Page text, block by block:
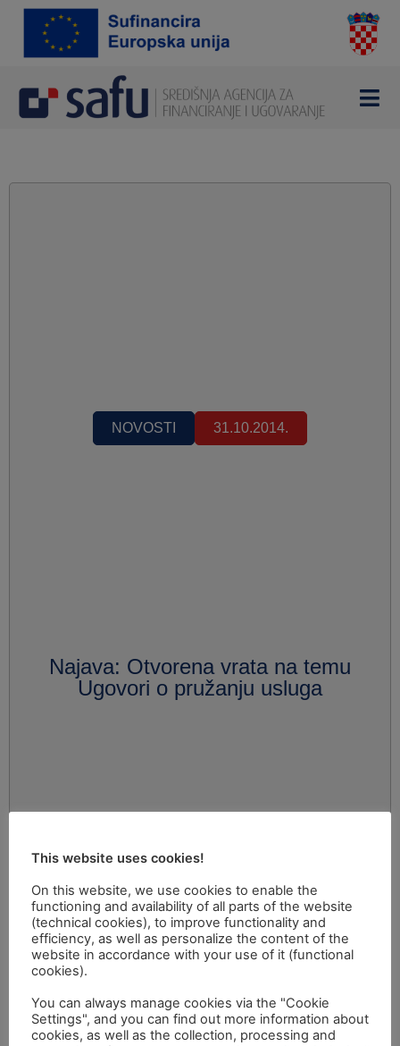
NOVOSTI 31.10.2014.
Najava: Otvorena vrata na temu
Ugovori o pružanju usluga
This website uses cookies!
On this website, we use cookies to enable the
functioning and availability of all parts of the website
(technical cookies), to improve functionality and
efficiency, as well as personalize the content of the
website in accordance with your use of it (functional
cookies).
You can always manage cookies via the "Cookie
Settings", and you can find out more information about
cookies, as well as the collection, processing and